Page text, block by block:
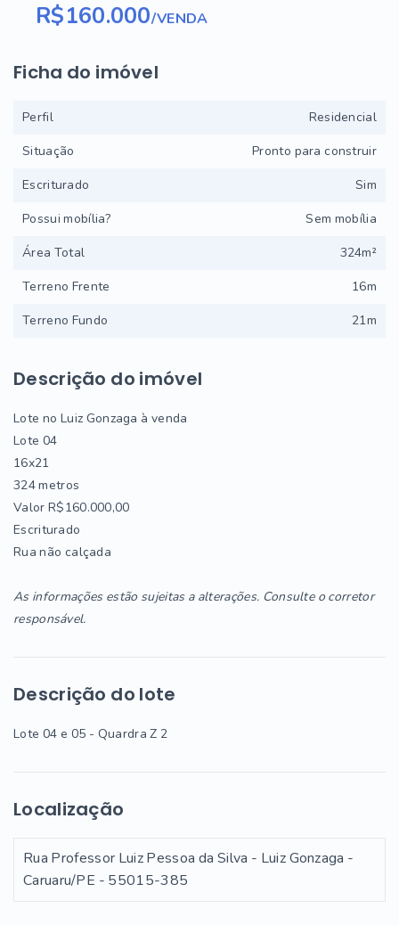
R$160.000/VENDA
Descrição do imóvel
Lote no Luiz Gonzaga à venda
Lote 04
16x21
324 metros
Valor R$160.000,00
Escriturado
Rua não calçada
As informações estão sujeitas a alterações. Consulte o corretor
responsável.
Descrição do lote
Lote 04 e 05 - Quardra Z 2
Localização
Rua Professor Luiz Pessoa da Silva - Luiz Gonzaga -
Caruaru/PE - 55015-385
Ficha do imóvel
Perfil
Residencial
Situação
Pronto para construir
Escriturado
Sim
Possui mobília?
Sem mobília
Área Total
324m²
Terreno Frente
16m
Terreno Fundo
21m